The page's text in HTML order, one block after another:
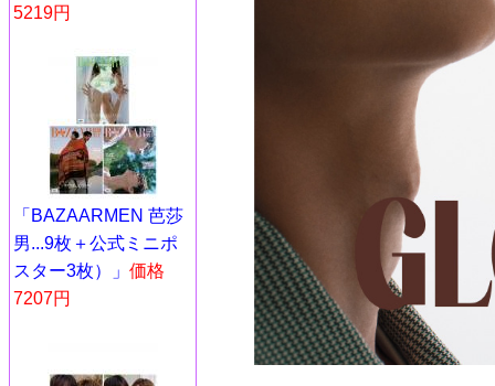
5219円
「BAZAARMEN 芭莎
男...9枚＋公式ミニポ
スター3枚）」 価格
7207円